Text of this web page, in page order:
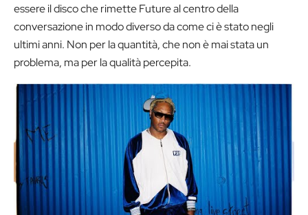
essere il disco che rimette Future al centro della
conversazione in modo diverso da come ci è stato negli
ultimi anni. Non per la quantità, che non è mai stata un
problema, ma per la qualità percepita.